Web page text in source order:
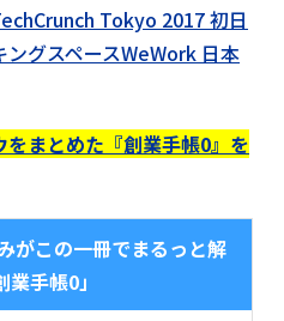
Tokyo 2017 初日
グスペースWeWork 日本
をまとめた『創業手帳0』を
がこの一冊でまるっと解
手帳0」